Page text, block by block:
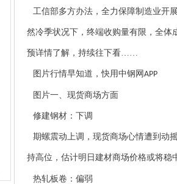
工信部多方办法，全力保障制造业开
然冷季状况下，终端收购量有限，全体
预详情了解，持续往下看……
图片行情早知道，快用中钢网 APP
图片一、现货商场方面
修建钢材：下调
期螺震动上调，现货商场心情遭到动
持高位，估计明日建材商场价格或将稳
热轧板卷：偏弱